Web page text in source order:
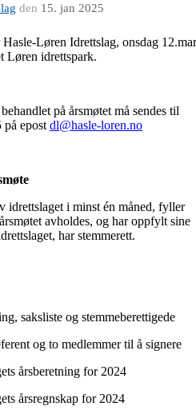
den 15. jan 2025
Løren Idrettslag, onsdag
Løren idrettspark.
på årsmøtet må sendes til
på epost dl@hasle-loren.no
idrettslaget i minst én måned, fyller
avholdes, og har oppfylt sine
har stemmerett.
saksliste og stemmeberettigede
og to medlemmer til å signere
årsberetning for 2024
årsregnskap for 2024